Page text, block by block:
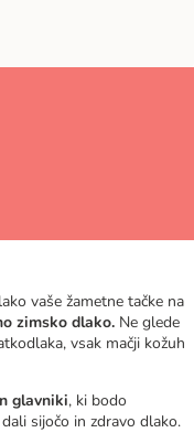
vaše žametne tačke na
zimsko dlako. Ne glede
vsak mačji kožuh
glavniki, ki bodo
sijočo in zdravo dlako.